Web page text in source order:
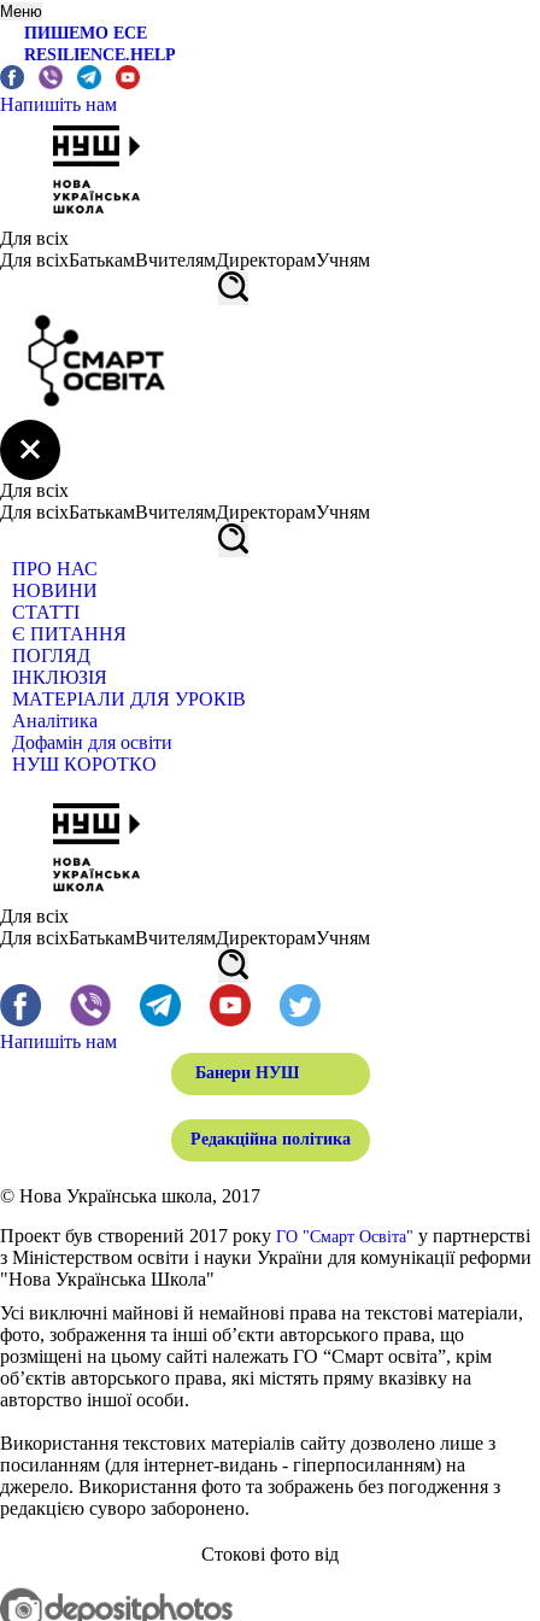
Меню
ПИШЕМО ЕСЕ
RESILIENCE.HELP
Напишіть нам
Для всіх
Для всіхБатькамВчителямДиректорамУчням
Для всіх
Для всіхБатькамВчителямДиректорамУчням
ПРО НАС
НОВИНИ
СТАТТІ
Є ПИТАННЯ
ПОГЛЯД
ІНКЛЮЗІЯ
МАТЕРІАЛИ ДЛЯ УРОКІВ
Аналітика
Дофамін для освіти
НУШ КОРОТКО
Для всіх
Для всіхБатькамВчителямДиректорамУчням
Напишіть нам
Банери НУШ
Редакційна політика
© Нова Українська школа, 2017
Проект був створений 2017 року ГО "Смарт Освіта" у партнерстві
з Міністерством освіти і науки України для комунікації реформи
"Нова Українська Школа"
Усі виключні майнові й немайнові права на текстові матеріали,
фото, зображення та інші об’єкти авторського права, що
розміщені на цьому сайті належать ГО “Смарт освіта”, крім
об’єктів авторського права, які містять пряму вказівку на
авторство іншої особи.
Використання текстових матеріалів сайту дозволено лише з
посиланням (для інтернет-видань - гіперпосиланням) на
джерело. Використання фото та зображень без погодження з
редакцією суворо заборонено.
Стокові фото від